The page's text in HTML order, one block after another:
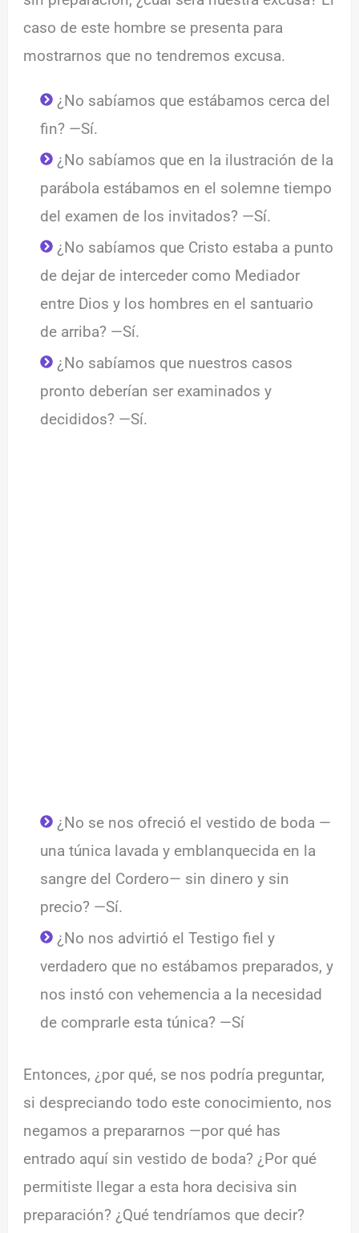
caso de este hombre se presenta para
mostrarnos que no tendremos excusa.
¿No sabíamos que estábamos cerca del
fin? —Sí.
¿No sabíamos que en la ilustración de la
parábola estábamos en el solemne tiempo
del examen de los invitados? —Sí.
¿No sabíamos que Cristo estaba a punto
de dejar de interceder como Mediador
entre Dios y los hombres en el santuario
de arriba? —Sí.
¿No sabíamos que nuestros casos
pronto deberían ser examinados y
decididos? —Sí.
¿No se nos ofreció el vestido de boda —
una túnica lavada y emblanquecida en la
sangre del Cordero— sin dinero y sin
precio? —Sí.
¿No nos advirtió el Testigo fiel y
verdadero que no estábamos preparados, y
nos instó con vehemencia a la necesidad
de comprarle esta túnica? —Sí
Entonces, ¿por qué, se nos podría preguntar,
si despreciando todo este conocimiento, nos
negamos a prepararnos —por qué has
entrado aquí sin vestido de boda? ¿Por qué
permitiste llegar a esta hora decisiva sin
preparación? ¿Qué tendríamos que decir?